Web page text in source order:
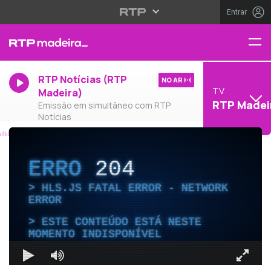
Entrar
RTP Notícias (RTP
Madeira)
Emissão em simultâneo com RTP
Notícias
NO AR
TV
RTP
ERRO204
HLS.JS FATAL ERROR - NETWORK
ERROR
ESTE CONTEÚDO ESTÁ NESTE
MOMENTO INDISPONÍVEL